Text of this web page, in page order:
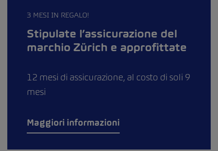
3 MESI IN REGALO!
Stipulate l’assicurazione del
marchio Zürich e approfittate
12 mesi di assicurazione, al costo di soli 9
mesi
Maggiori informazioni